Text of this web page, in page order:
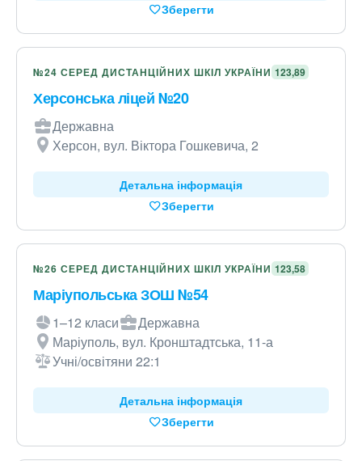
Зберегти
№24 СЕРЕД ДИСТАНЦІЙНИХ ШКІЛ УКРАЇНИ 123,89
Херсонська ліцей №20
Державна
Херсон, вул. Віктора Гошкевича, 2
Детальна інформація
Зберегти
№26 СЕРЕД ДИСТАНЦІЙНИХ ШКІЛ УКРАЇНИ 123,58
Маріупольська ЗОШ №54
1–12 класи
Державна
Маріуполь, вул. Кронштадтська, 11-а
Учні/освітяни 22:1
Детальна інформація
Зберегти